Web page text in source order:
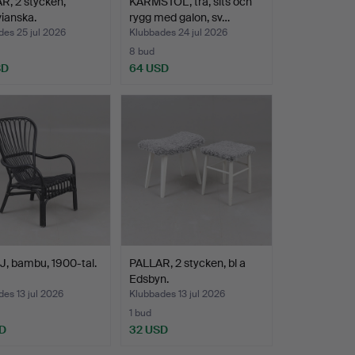
25 jul 2026
rygg med galon, sv…
Klubbades 24 jul 2026
8 bud
64 USD
bambu, 1900-tal.
13 jul 2026
PALLAR, 2 stycken, bl a
Edsbyn.
Klubbades 13 jul 2026
1 bud
32 USD